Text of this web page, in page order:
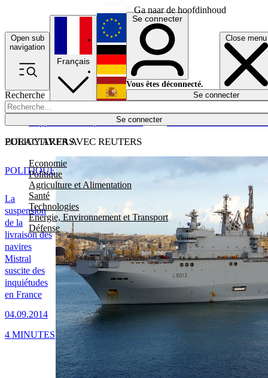
Ga naar de hoofdinhoud
Open sub
navigation
Close menu
Recherche
Se connecter
POLICY AREAS
Economie
Politique
Agriculture et Alimentation
Santé
Technologies
Energie, Environnement et Transport
Défense
Économie
Français
English
Deutsch
Español
Se connecter
Vous êtes déconnecté.
Se connecter
EURACTIV.FR AVEC REUTERS
La
suspension
de la
livraison des
navires
Mistral
suscite des
inquiétudes
en France
04.09.2014
POLITIQUE
4 MINUTES